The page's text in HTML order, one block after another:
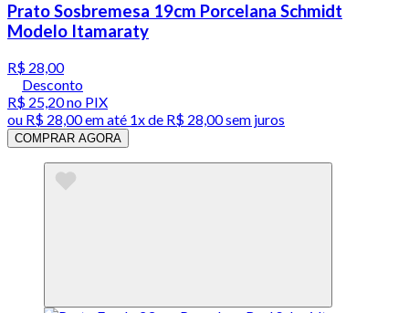
Prato Sosbremesa 19cm Porcelana Schmidt
Modelo Itamaraty
R$ 28,00
Desconto
R$ 25,20no PIX
ou R$ 28,00em até 1x de R$ 28,00sem juros
COMPRAR AGORA